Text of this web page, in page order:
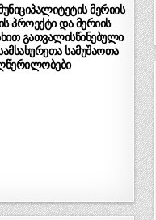
მერიის
პროექტი და მერიის
გათვალისწინებული
სამუშაოთა